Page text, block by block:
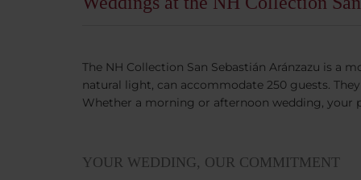
The NH Collection San Sebastián Aránzazu is
natural light, can accommodate 250 guests.
Whether a morning or afternoon wedding, your
YOUR WEDDING, OUR COMMITMENT